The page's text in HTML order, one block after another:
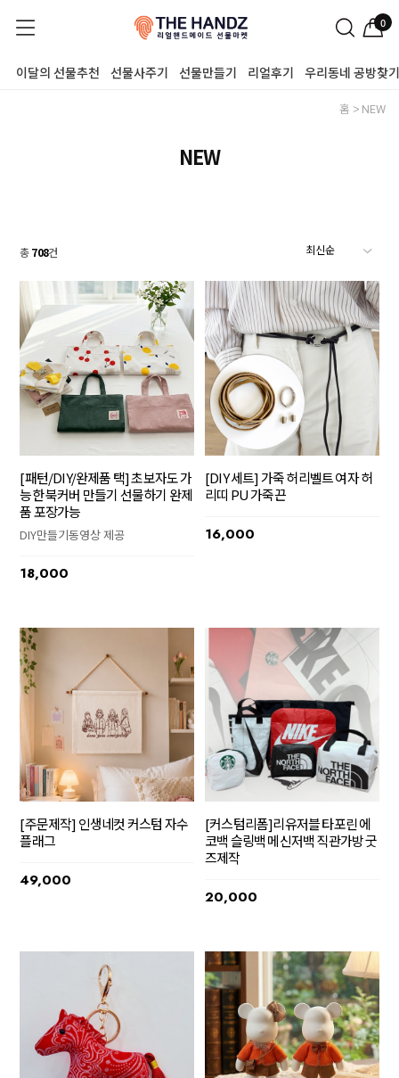
0
이달의 선물추천 선물사주기 선물만들기 리얼후기 우리동네 공방찾기
홈 NEW
NEW
총708건
[패턴/DIY/완제품 택] 초보자도 가
능한 북커버 만들기 선물하기 완제
품 포장가능
DIY만들기동영상 제공
18,000
[DIY 세트] 가죽 허리벨트 여자 허
리띠 PU 가죽끈
16,000
[주문제작] 인생네컷 커스텀 자수
플래그
49,000
[커스텀리폼]리유저블 타포린 에
코백 슬링백 메신저백 직관가방 굿
즈제작
20,000